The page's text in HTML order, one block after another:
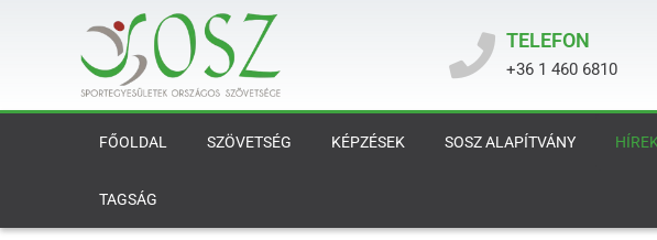
TELEFON
+36 1 460 6810
FŐOLDAL SZÖVETSÉG KÉPZÉSEK SOSZ ALAPÍTVÁNY HÍREK
TAGSÁG